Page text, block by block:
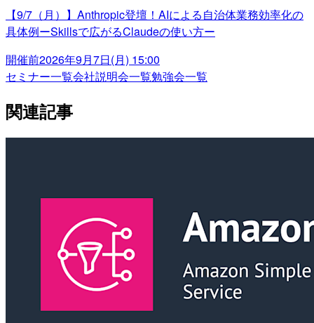
【9/7（月）】Anthropic登壇！AIによる自治体業務効率化の
具体例ーSkillsで広がるClaudeの使い方ー
開催前2026年9月7日(月) 15:00
セミナー一覧会社説明会一覧勉強会一覧
関連記事